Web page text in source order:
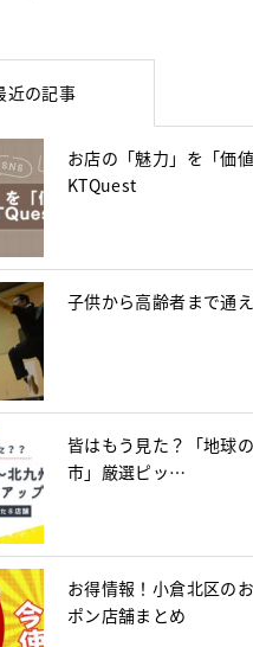
近の記事
お店の「魅力」を「価
KTQuest
子供から高齢者まで通
皆はもう見た？「地球
市」厳選ピッ…
お得情報！小倉北区の
ポン店舗まとめ